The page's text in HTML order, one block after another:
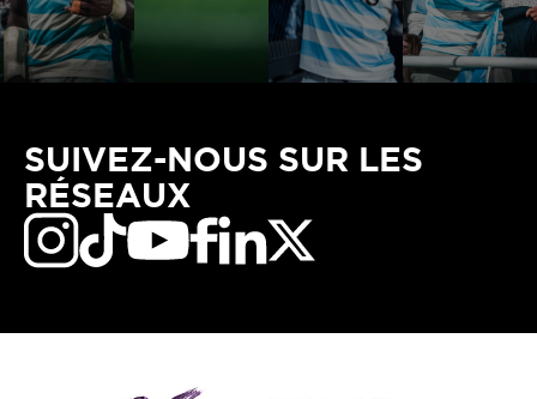
SUIVEZ-NOUS SUR LES
RÉSEAUX